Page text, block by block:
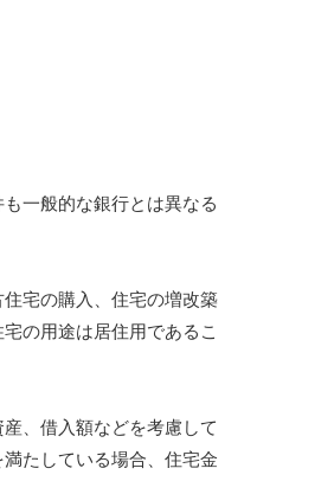
一般的な銀行とは異なる
宅の購入、住宅の増改築
の用途は居住用であるこ
、借入額などを考慮して
たしている場合、住宅金